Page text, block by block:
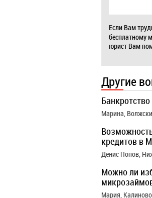
Если Вам
бесплатному
юрист Вам
Другие
Марина,
кредитов в
Денис Попов,
Можно ли
Мария, Калиново